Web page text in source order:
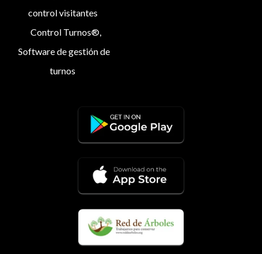
control visitantes
Control Turnos®,
Software de gestión de
turnos